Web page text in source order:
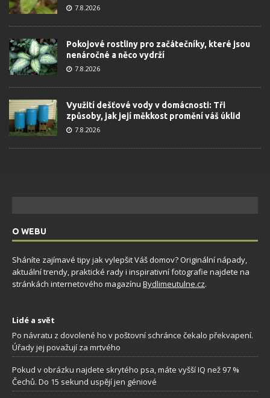
7.8.2026
Pokojové rostliny pro začátečníky, které jsou
nenáročné a něco vydrží
7.8.2026
Využití dešťové vody v domácnosti: Tři
způsoby, jak její měkkost promění váš úklid
7.8.2026
O WEBU
Sháníte zajímavé tipy jak vylepšit Váš domov? Originální nápady,
aktuální trendy, praktické rady i inspirativní fotografie najdete na
stránkách internetového magazínu Bydlimeutulne.cz.
Lidé a svět
Po návratu z dovolené ho v poštovní schránce čekalo překvapení.
Úřady jej považují za mrtvého
Pokud v obrázku najdete skrytého psa, máte vyšší IQ než 97 %
Čechů. Do 15 sekund uspějí jen géniové